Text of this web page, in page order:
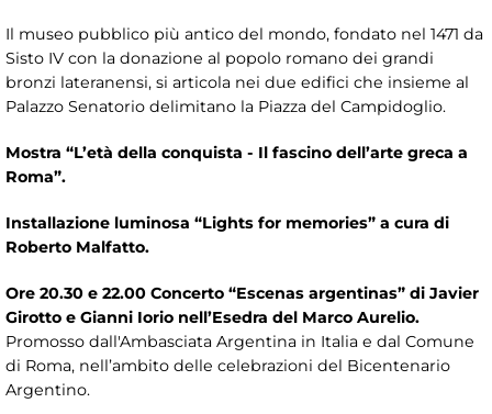
Il museo pubblico più antico del mondo, fondato nel 1471 da
Sisto IV con la donazione al popolo romano dei grandi
bronzi lateranensi, si articola nei due edifici che insieme al
Palazzo Senatorio delimitano la Piazza del Campidoglio.
Mostra “L’età della conquista - Il fascino dell’arte greca a
Roma”.
Installazione luminosa “Lights for memories” a cura di
Roberto Malfatto.
Ore 20.30 e 22.00 Concerto “Escenas argentinas” di Javier
Girotto e Gianni Iorio nell’Esedra del Marco Aurelio.
Promosso dall'Ambasciata Argentina in Italia e dal Comune
di Roma, nell’ambito delle celebrazioni del Bicentenario
Argentino.